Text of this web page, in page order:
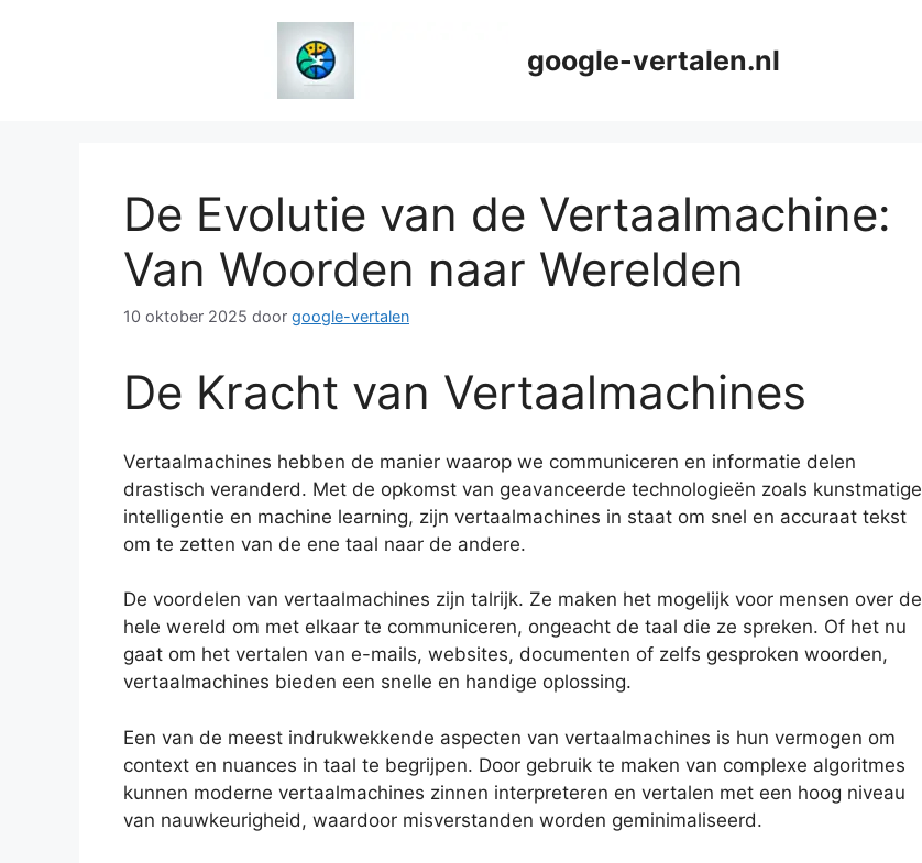
google-vertalen.nl
De Evolutie van de Vertaalmachine:
Van Woorden naar Werelden
10 oktober 2025 door google-vertalen
De Kracht van Vertaalmachines
Vertaalmachines hebben de manier waarop we communiceren en informatie delen
drastisch veranderd. Met de opkomst van geavanceerde technologieën zoals kunstmatige
intelligentie en machine learning, zijn vertaalmachines in staat om snel en accuraat tekst
om te zetten van de ene taal naar de andere.
De voordelen van vertaalmachines zijn talrijk. Ze maken het mogelijk voor mensen over de
hele wereld om met elkaar te communiceren, ongeacht de taal die ze spreken. Of het nu
gaat om het vertalen van e-mails, websites, documenten of zelfs gesproken woorden,
vertaalmachines bieden een snelle en handige oplossing.
Een van de meest indrukwekkende aspecten van vertaalmachines is hun vermogen om
context en nuances in taal te begrijpen. Door gebruik te maken van complexe algoritmes
kunnen moderne vertaalmachines zinnen interpreteren en vertalen met een hoog niveau
van nauwkeurigheid, waardoor misverstanden worden geminimaliseerd.